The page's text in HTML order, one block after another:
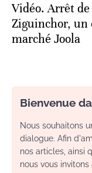
Vidéo. Arrêt
Ziguinchor, un
marché Joola
Bienvenue
Nous souhaitons
dialogue. Afin
nos articles, ainsi
nous vous